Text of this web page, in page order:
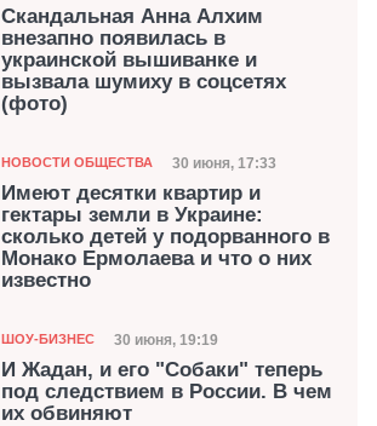
Скандальная Анна Алхим
внезапно появилась в
украинской вышиванке и
вызвала шумиху в соцсетях
(фото)
Категория
НОВОСТИ ОБЩЕСТВА Дата публикации
30 июня, 17:33
Имеют десятки квартир и
гектары земли в Украине:
сколько детей у подорванного в
Монако Ермолаева и что о них
известно
Категория
ШОУ-БИЗНЕС Дата публикации
30 июня, 19:19
И Жадан, и его "Собаки" теперь
под следствием в России. В чем
их обвиняют